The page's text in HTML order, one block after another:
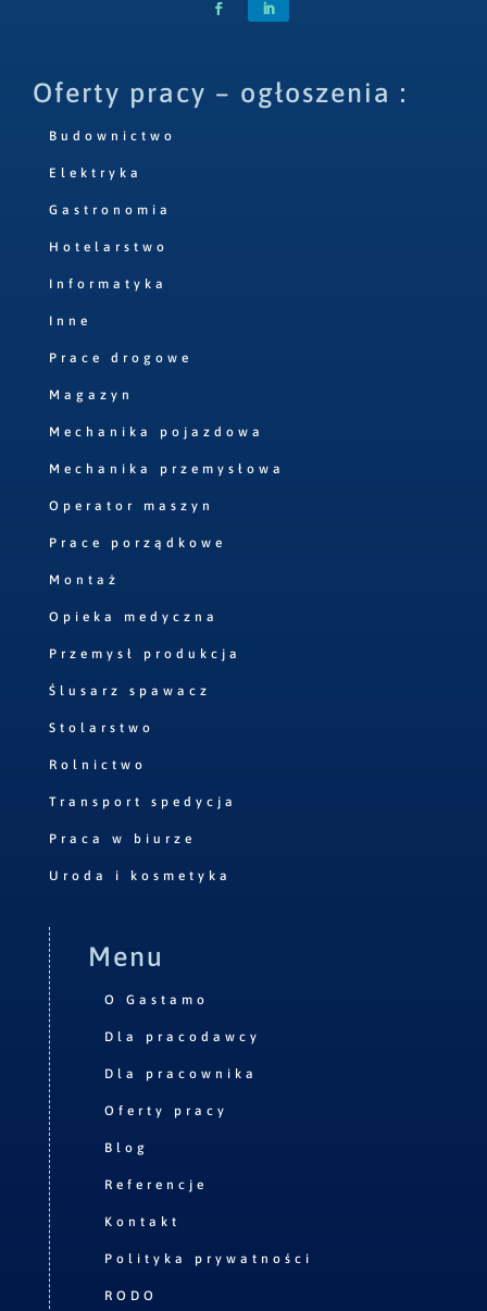
Oferty pracy – ogłoszenia :
Budownictwo
Elektryka
Gastronomia
Hotelarstwo
Informatyka
Inne
Prace drogowe
Magazyn
Mechanika pojazdowa
Mechanika przemysłowa
Operator maszyn
Prace porządkowe
Montaż
Opieka medyczna
Przemysł produkcja
Ślusarz spawacz
Stolarstwo
Rolnictwo
Transport spedycja
Praca w biurze
Uroda i kosmetyka
Menu
O Gastamo
Dla pracodawcy
Dla pracownika
Oferty pracy
Blog
Referencje
Kontakt
Polityka prywatności
RODO